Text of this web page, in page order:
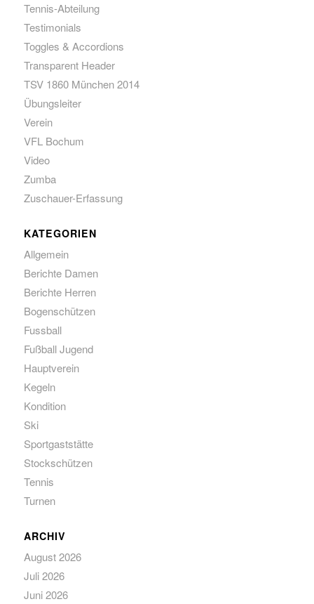
Tennis-Abteilung
Testimonials
Toggles & Accordions
Transparent Header
TSV 1860 München 2014
Übungsleiter
Verein
VFL Bochum
Video
Zumba
Zuschauer-Erfassung
KATEGORIEN
Allgemein
Berichte Damen
Berichte Herren
Bogenschützen
Fussball
Fußball Jugend
Hauptverein
Kegeln
Kondition
Ski
Sportgaststätte
Stockschützen
Tennis
Turnen
ARCHIV
August 2026
Juli 2026
Juni 2026